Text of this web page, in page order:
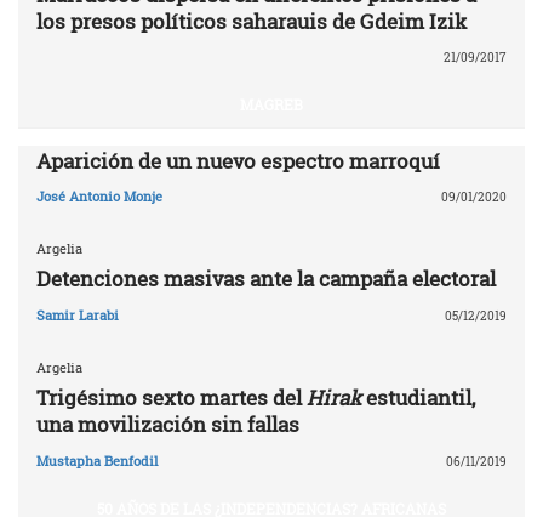
los presos políticos saharauis de Gdeim Izik
21/09/2017
Aparición de un nuevo espectro marroquí
José Antonio Monje 09/01/2020
Argelia
Detenciones masivas ante la campaña electoral
Samir Larabi 05/12/2019
Argelia
Trigésimo sexto martes delHirakestudiantil,
una movilización sin fallas
Mustapha Benfodil 06/11/2019